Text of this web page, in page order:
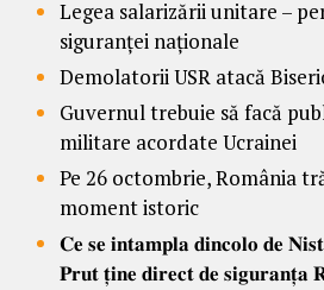
Legea salarizării unitare –
siguranței naționale
Demolatorii USR atacă
Guvernul trebuie să facă
militare acordate Ucrainei
Pe 26 octombrie, România
moment istoric
𝐂𝐞 𝐬𝐞 𝐢𝐧𝐭𝐚𝐦𝐩𝐥𝐚 𝐝𝐢𝐧𝐜𝐨𝐥𝐨 𝐝𝐞
𝐏𝐫𝐮𝐭 𝐭̦𝐢𝐧𝐞 𝐝𝐢𝐫𝐞𝐜𝐭 𝐝𝐞 𝐬𝐢𝐠𝐮𝐫𝐚𝐧𝐭̦𝐚